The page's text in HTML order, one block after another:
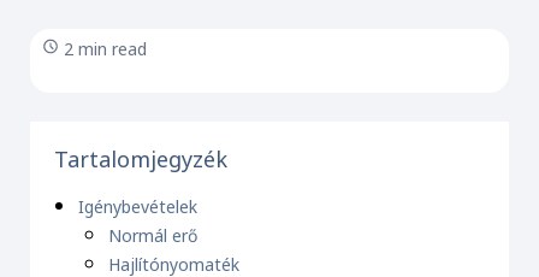
2 min read
Tartalomjegyzék
Igénybevételek
Normál erő
Hajlítónyomaték